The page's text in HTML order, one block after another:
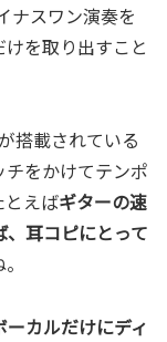
ナスワン演奏を
を取り出すこと
搭載されている
をかけてテンポ
とえばギターの速
耳コピにとって
ーカルだけにディ